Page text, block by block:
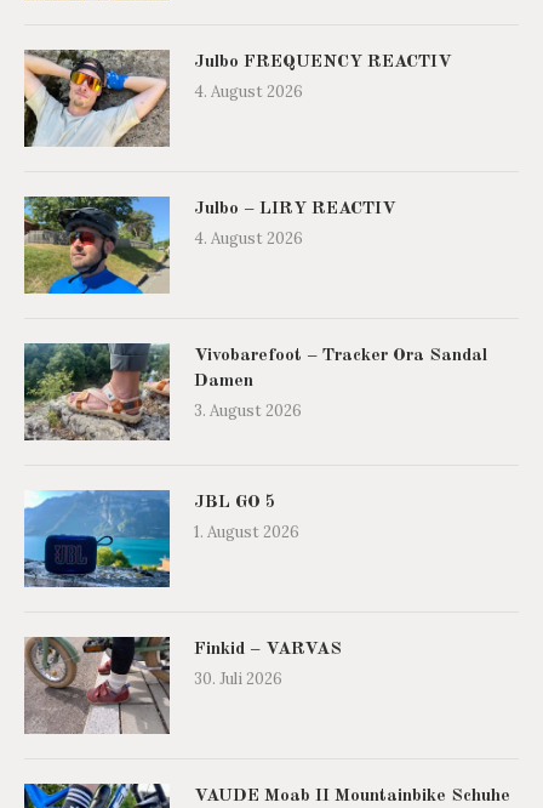
Julbo FREQUENCY REACTIV
4. August 2026
Julbo – LIRY REACTIV
4. August 2026
Vivobarefoot – Tracker Ora Sandal
Damen
3. August 2026
JBL GO 5
1. August 2026
Finkid – VARVAS
30. Juli 2026
VAUDE Moab II Mountainbike Schuhe